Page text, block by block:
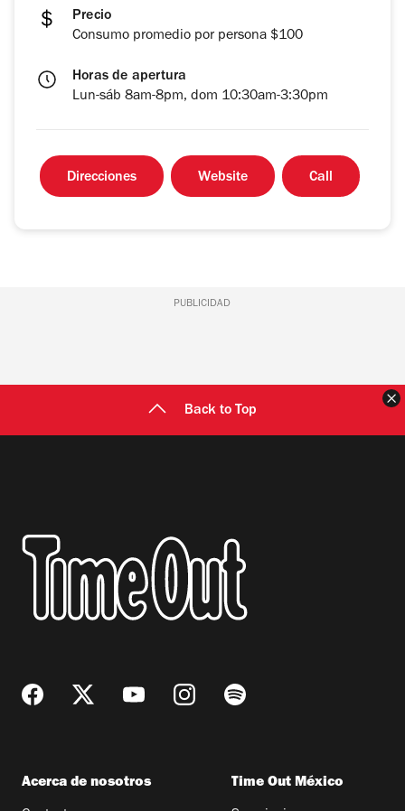
Precio
Consumo promedio por persona $100
Horas de apertura
Lun-sáb 8am-8pm, dom 10:30am-3:30pm
Direcciones Website Call
PUBLICIDAD
Back to Top
Acerca de nosotros Time Out México